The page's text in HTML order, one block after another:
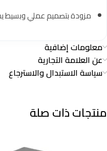
مزودة بتصميم عملي وبسيط
معلومات إضافية
عن العلامة التجارية
سياسة الاستبدال والاسترجاع
منتجات ذات صلة